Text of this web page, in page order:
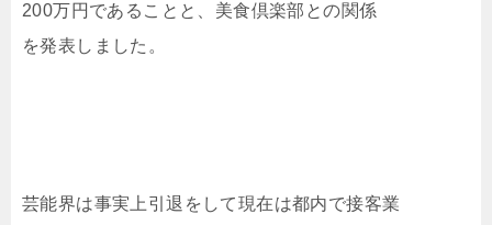
200万円であることと、美食倶楽部との関係
を発表しました。
芸能界は事実上引退をして現在は都内で接客業